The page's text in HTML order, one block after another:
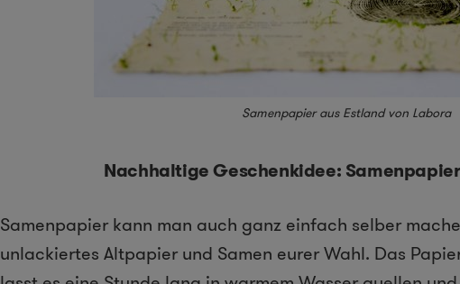
Samenpapier aus Estland von Labora
Nachhaltige Geschenkidee:
Samenpapier kann man auch ganz einfach selber
unlackiertes Altpapier und Samen eurer Wahl. Das